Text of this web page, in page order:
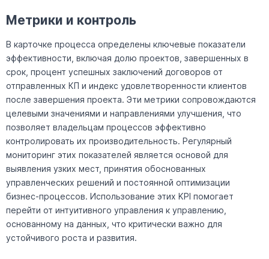
Метрики и контроль
В карточке процесса определены ключевые показатели
эффективности, включая долю проектов, завершенных в
срок, процент успешных заключений договоров от
отправленных КП и индекс удовлетворенности клиентов
после завершения проекта. Эти метрики сопровождаются
целевыми значениями и направлениями улучшения, что
позволяет владельцам процессов эффективно
контролировать их производительность. Регулярный
мониторинг этих показателей является основой для
выявления узких мест, принятия обоснованных
управленческих решений и постоянной оптимизации
бизнес-процессов. Использование этих KPI помогает
перейти от интуитивного управления к управлению,
основанному на данных, что критически важно для
устойчивого роста и развития.